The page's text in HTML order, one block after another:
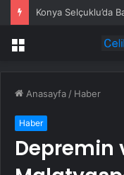
Konya Selçuklu’da
Menü
Anasayfa / Haber
Haber
Depremin